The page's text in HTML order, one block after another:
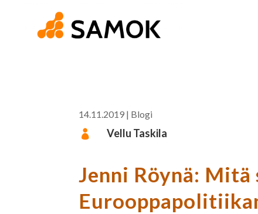
14.11.2019 | Blogi
 Vellu Taskila
Jenni Röynä: